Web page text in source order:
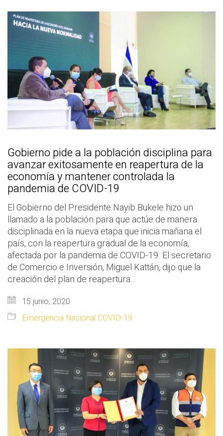
Gobierno pide a la población disciplina para
avanzar exitosamente en reapertura de la
economía y mantener controlada la
pandemia de COVID-19
El Gobierno del Presidente Nayib Bukele hizo un
llamado a la población para que actúe de manera
disciplinada en la nueva etapa que inicia mañana el
país, con la reapertura gradual de la economía,
afectada por la pandemia de COVID-19. El secretario
de Comercio e Inversión, Miguel Kattán, dijo que la
creación del plan de reapertura…
15 junio, 2020
Emergencia Nacional COVID-19